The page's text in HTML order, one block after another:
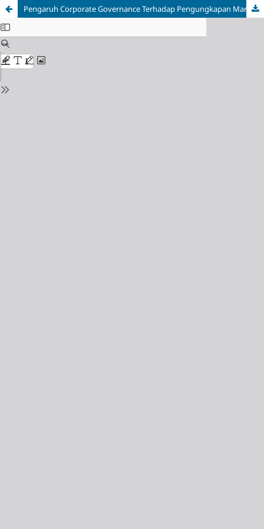
Pengaruh Corporate Governance Terhadap Pengungkapan Manajemen Risiko (Studi pada Perusahaan Sektor Financials yang Terdaftar di Bei Periode 2022-2023)